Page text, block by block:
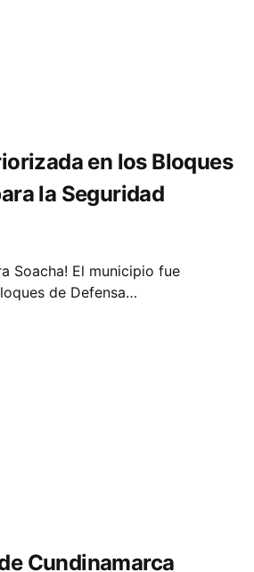
en los Bloques
la Seguridad
Soacha! El municipio fue
de Defensa…
Cundinamarca